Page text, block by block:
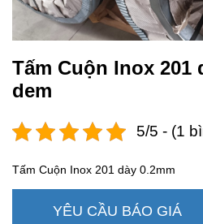
Tấm Cuộn Inox 201
dem
5/5 - (1
Tấm Cuộn Inox 201 dày 0.2mm
YÊU CẦU BÁO GIÁ